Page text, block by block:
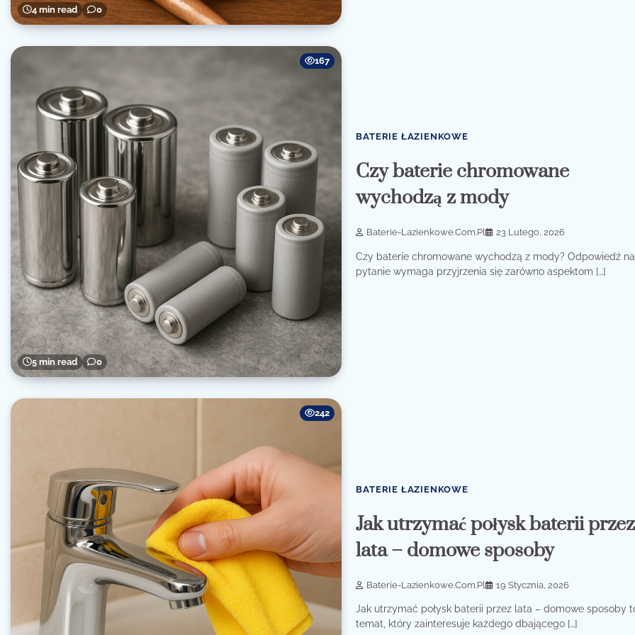
4 min read 0
5 min read 0
167
BATERIE ŁAZIENKOWE
Czy baterie chromowane
wychodzą z mody
Baterie-Lazienkowe.com.pl 23 Lutego, 2026
Czy baterie chromowane wychodzą z mody? Odpowiedź
pytanie wymaga przyjrzenia się zarówno aspektom […]
242
BATERIE ŁAZIENKOWE
Jak utrzymać połysk baterii przez
lata – domowe sposoby
Baterie-Lazienkowe.com.pl 19 Stycznia, 2026
Jak utrzymać połysk baterii przez lata – domowe sposoby
temat, który zainteresuje każdego dbającego […]